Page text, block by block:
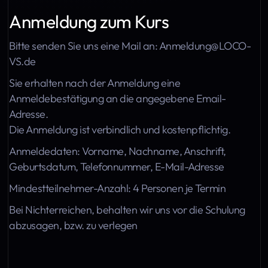
Anmeldung zum Kurs
Bitte senden Sie uns eine Mail an:Anmeldung@LOCO-
VS.de
Sie erhalten nach der Anmeldung eine
Anmeldebestätigung an die angegebene Email-
Adresse.
Die Anmeldung ist verbindlich und kostenpflichtig.
Anmeldedaten: Vorname, Nachname, Anschrift,
Geburtsdatum, Telefonnummer, E-Mail-Adresse
Mindestteilnehmer-Anzahl:4 Personen je Termin
Bei Nichterreichen, behalten wir uns vor die Schulung
abzusagen, bzw. zu verlegen